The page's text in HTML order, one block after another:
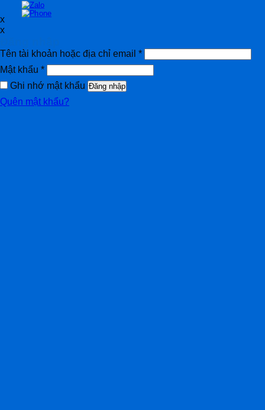
x
x
Tên tài khoản hoặc địa chỉ email *
Mật khẩu *
Ghi nhớ mật khẩu Đăng nhập
Quên mật khẩu?